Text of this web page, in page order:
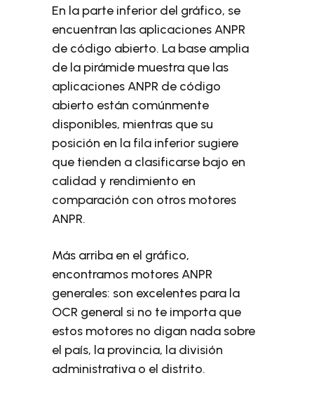
En la parte inferior del gráfico, se
encuentran las aplicaciones ANPR
de código abierto. La base amplia
de la pirámide muestra que las
aplicaciones ANPR de código
abierto están comúnmente
disponibles, mientras que su
posición en la fila inferior sugiere
que tienden a clasificarse bajo en
calidad y rendimiento en
comparación con otros motores
ANPR.
Más arriba en el gráfico,
encontramos motores ANPR
generales: son excelentes para la
OCR general si no te importa que
estos motores no digan nada sobre
el país, la provincia, la división
administrativa o el distrito.